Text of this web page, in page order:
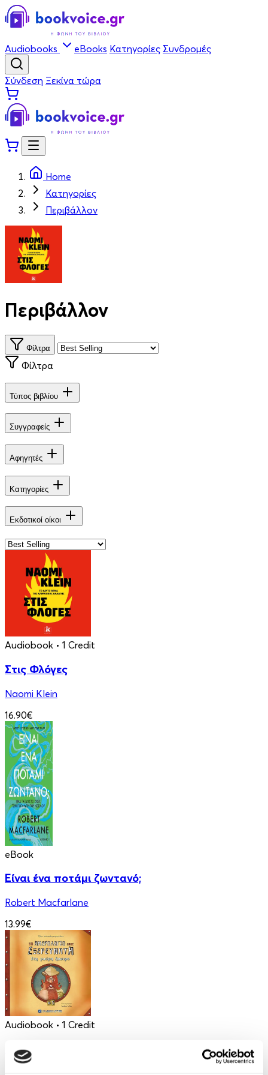
Audiobooks eBooks Κατηγορίες Συνδρομές
Σύνδεση Ξεκίνα τώρα
Home
Κατηγορίες
Περιβάλλον
Περιβάλλον
Φίλτρα
Φίλτρα
Τύπος βιβλίου
Συγγραφείς
Αφηγητές
Κατηγορίες
Εκδοτικοί οίκοι
Audiobook • 1 Credit
Στις Φλόγες
Naomi Klein
16.90€
eBook
Είναι ένα ποτάμι ζωντανό;
Robert Macfarlane
13.99€
Audiobook • 1 Credit
Το Ημερολόγιο ενός Εξερευνητή